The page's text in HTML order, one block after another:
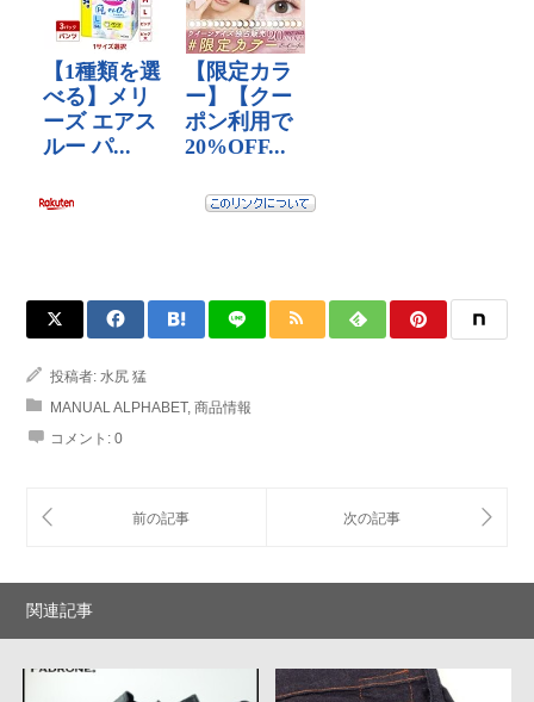
投稿者: 水尻 猛
MANUAL ALPHABET, 商品情報
コメント: 0
関連記事